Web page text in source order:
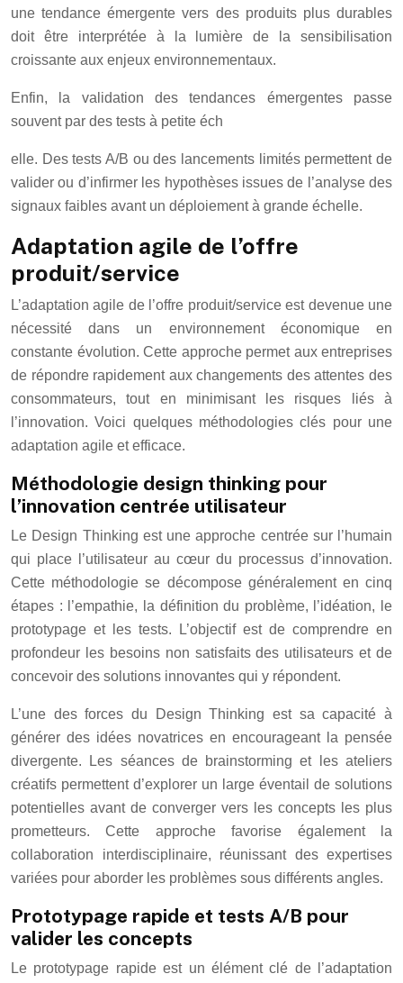
une tendance émergente vers des produits plus durables
doit être interprétée à la lumière de la sensibilisation
croissante aux enjeux environnementaux.
Enfin, la validation des tendances émergentes passe
souvent par des tests à petite éch
elle. Des tests A/B ou des lancements limités permettent de
valider ou d’infirmer les hypothèses issues de l’analyse des
signaux faibles avant un déploiement à grande échelle.
Adaptation agile de l’offre
produit/service
L’adaptation agile de l’offre produit/service est devenue une
nécessité dans un environnement économique en
constante évolution. Cette approche permet aux entreprises
de répondre rapidement aux changements des attentes des
consommateurs, tout en minimisant les risques liés à
l’innovation. Voici quelques méthodologies clés pour une
adaptation agile et efficace.
Méthodologie design thinking pour
l’innovation centrée utilisateur
Le Design Thinking est une approche centrée sur l’humain
qui place l’utilisateur au cœur du processus d’innovation.
Cette méthodologie se décompose généralement en cinq
étapes : l’empathie, la définition du problème, l’idéation, le
prototypage et les tests. L’objectif est de comprendre en
profondeur les besoins non satisfaits des utilisateurs et de
concevoir des solutions innovantes qui y répondent.
L’une des forces du Design Thinking est sa capacité à
générer des idées novatrices en encourageant la pensée
divergente. Les séances de brainstorming et les ateliers
créatifs permettent d’explorer un large éventail de solutions
potentielles avant de converger vers les concepts les plus
prometteurs. Cette approche favorise également la
collaboration interdisciplinaire, réunissant des expertises
variées pour aborder les problèmes sous différents angles.
Prototypage rapide et tests A/B pour
valider les concepts
Le prototypage rapide est un élément clé de l’adaptation